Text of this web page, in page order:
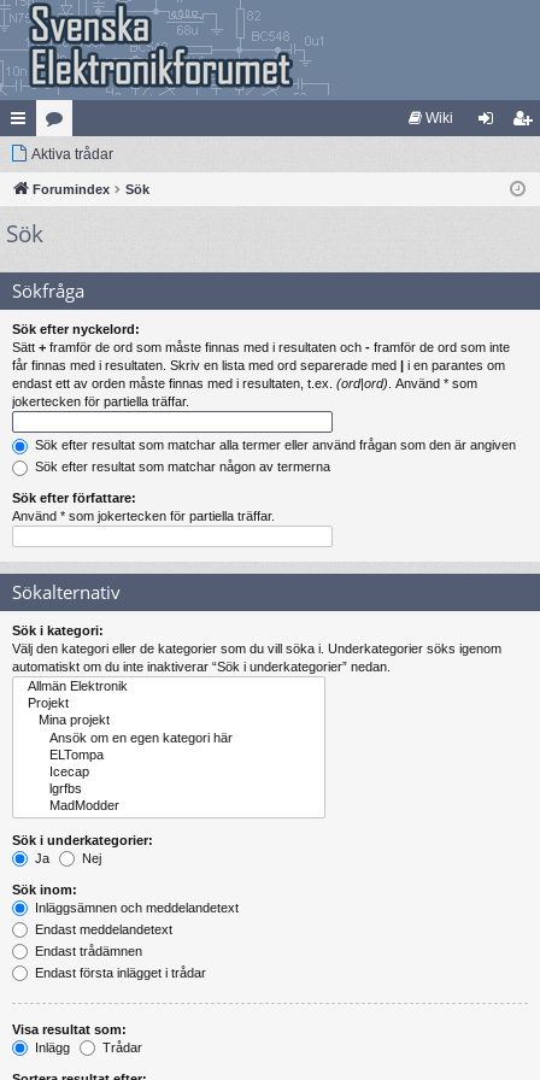
na
bb
lä
ar
at
eg
Wiki
m
Aktiva trådar
Forumindex Sök
Sök
Sökfråga
Sök efter nyckelord:
Sätt + framför de ord som måste finnas med i resultaten och - framför de ord som inte
får finnas med i resultaten. Skriv en lista med ord separerade med | i en parantes om
endast ett av orden måste finnas med i resultaten, t.ex. (ord|ord) . Använd * som
jokertecken för partiella träffar.
Sök efter resultat som matchar alla termer eller använd frågan som den är angiven
Sök efter resultat som matchar någon av termerna
Sök efter författare:
Använd * som jokertecken för partiella träffar.
Sökalternativ
Sök i kategori:
Välj den kategori eller de kategorier som du vill söka i. Underkategorier söks igenom
automatiskt om du inte inaktiverar “Sök i underkategorier” nedan.
Sök i underkategorier:
Ja
Nej
Sök inom:
Inläggsämnen och meddelandetext
Endast meddelandetext
Endast trådämnen
Endast första inlägget i trådar
Visa resultat som:
Inlägg
Trådar